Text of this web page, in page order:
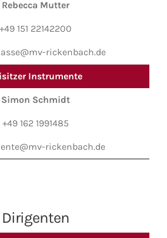
Rebecca Mutter
+49 151 22142200
rickenbach.de
Instrumente
Simon Schmidt
+49 162 1991485
rickenbach.de
Dirigenten